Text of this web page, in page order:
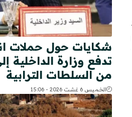
شكايات حول حملات
تدفع وزارة الداخلية
من السلطات الترابية
الخميس 6 غشت 2026 - 15:06